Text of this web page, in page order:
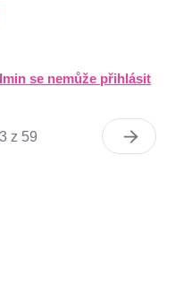
se nemůže přihlásit
z 59